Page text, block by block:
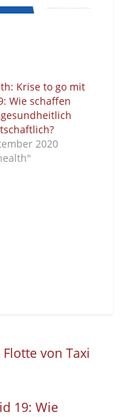
Krise to go mit
Wie schaffen
2020
von Taxi
19: Wie